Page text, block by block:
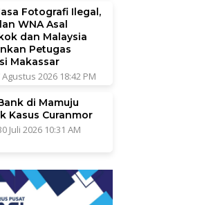
Fotografi Ilegal,
WNA Asal
dan Malaysia
Petugas
Makassar
Agustus 2026 18:42 PM
di Mamuju
Kasus Curanmor
Juli 2026 10:31 AM